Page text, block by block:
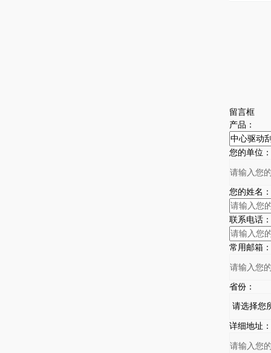
留言框
产品：
您的单位：
您的姓名：
联系电话：
常用邮箱：
省份：
详细地址：